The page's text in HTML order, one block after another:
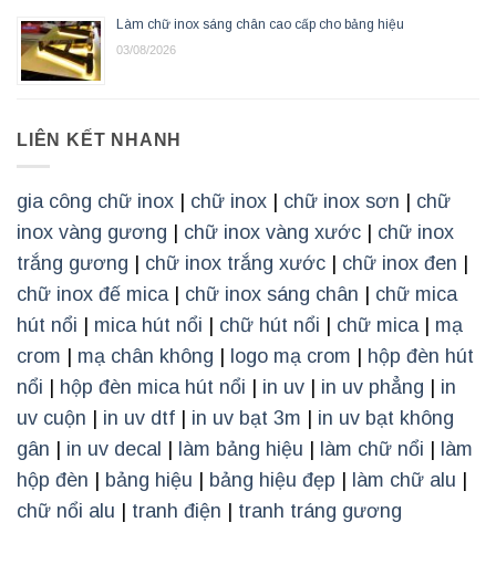
Làm chữ inox sáng chân cao cấp cho bảng hiệu
03/08/2026
LIÊN KẾT NHANH
gia công chữ inox chữ inox chữ inox sơn
chữ
inox vàng gương
chữ inox vàng xước
chữ inox
trắng gương
chữ inox trắng xước chữ inox đen
chữ inox đế mica| chữ inox sáng chân
chữ mica
hút nổi
mica hút nổi chữ hút nổi chữ mica| mạ
crom
mạ chân không logo mạ crom
hộp đèn hút
nổi
hộp đèn mica hút nổi in uv in uv phẳng
in
uv cuộn
in uv dtf in uv bạt 3m
in uv bạt không
gân
in uv decal làm bảng hiệu làm chữ nổi
làm
hộp đèn
bảng hiệu bảng hiệu đẹp làm chữ alu
chữ nổi alu
tranh điện tranh tráng gương